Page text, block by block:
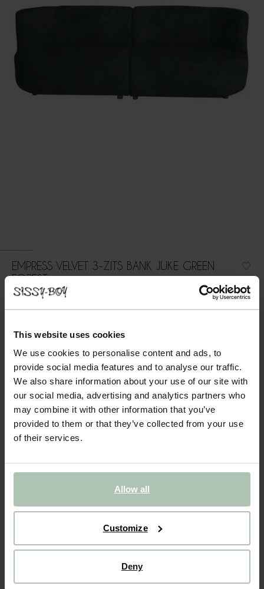
This website uses cookies
We use cookies to personalise content and ads, to
provide social media features and to analyse our traffic.
We also share information about your use of our site with
our social media, advertising and analytics partners who
may combine it with other information that you’ve
provided to them or that they’ve collected from your use
of their services.
Allow all
Customize
Deny
EMPRESS VELVET 3-ZITS BANK JUKE GREEN
FOREST
strakke lijnen gecombineerd met zachte rondingen zorgen voor
een perfecte balans tussen eigentijds en vintage. Door het
elegante velvet materiaal heeft de bank een luxe en sma...
Lees meer
1 Model
: 3-zits (1x) + opties
2 Stof : Juke Green forest 162
VOEG TOE AAN WINKELMAND
We maken de bank gebruiksklaar